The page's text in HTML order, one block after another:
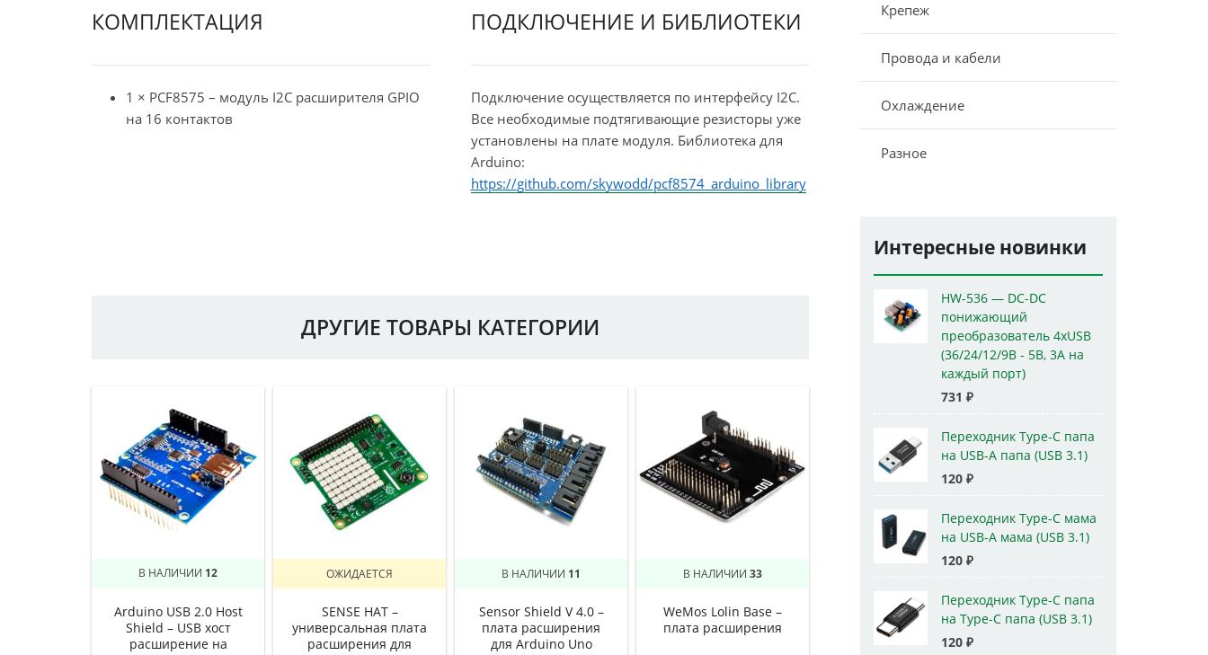
КОМПЛЕКТАЦИЯ
1 × PCF8575 – модуль I2C расширителя GPIO
на 16 контактов
ПОДКЛЮЧЕНИЕ И БИБЛИОТЕКИ
Подключение осуществляется по интерфейсу I2C.
Все необходимые подтягивающие резисторы уже
установлены на плате модуля. Библиотека для
Arduino:
https://github.com/skywodd/pcf8574_ arduino_ library
ДРУГИЕ ТОВАРЫ КАТЕГОРИИ
В НАЛИЧИИ 12
Arduino USB 2.0 Host
Shield – USB хост
расширение на
ОЖИДАЕТСЯ
SENSE HAT –
универсальная плата
расширения для
В НАЛИЧИИ 11
Sensor Shield V 4.0 –
плата расширения
для Arduino Uno
В НАЛИЧИИ 33
WeMos Lolin Base –
плата расширения
Крепеж
Провода и кабели
Охлаждение
Разное
Интересные новинки
HW-536 — DC-DC
понижающий
преобразователь 4xUSB
(36/24/12/9В - 5В, 3А на
каждый порт)
731 ₽
Переходник Type-C папа
на USB-A папа (USB 3.1)
120 ₽
Переходник Type-C мама
на USB-A мама (USB 3.1)
120 ₽
Переходник Type-C папа
на Type-C папа (USB 3.1)
120 ₽